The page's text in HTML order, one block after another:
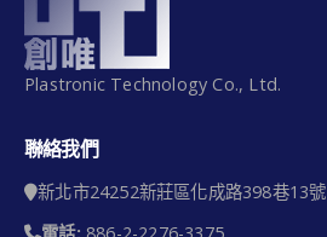
Plastronic Technology Co., Ltd.
聯絡我們
新北市24252新莊區化成路398巷13號
電話: 886-2-2276-3375